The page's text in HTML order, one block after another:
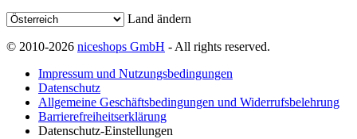
Land ändern
© 2010-2026 niceshops GmbH - All rights reserved.
Impressum und Nutzungsbedingungen
Datenschutz
Allgemeine Geschäftsbedingungen und Widerrufsbelehrung
Barrierefreiheitserklärung
Datenschutz-Einstellungen